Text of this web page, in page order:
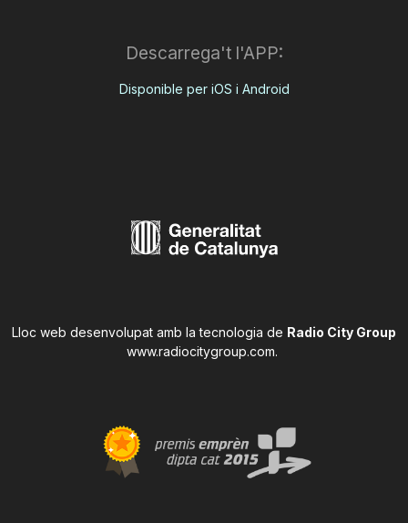
Descarrega't l'APP:
Disponible per iOS i Android
Lloc web desenvolupat amb la tecnologia de Radio City Group
www.radiocitygroup.com.